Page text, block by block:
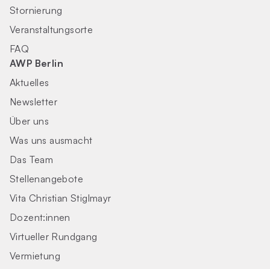
Stornierung
Veranstaltungsorte
FAQ
AWP Berlin
Aktuelles
Newsletter
Über uns
Was uns ausmacht
Das Team
Stellenangebote
Vita Christian Stiglmayr
Dozent:innen
Virtueller Rundgang
Vermietung